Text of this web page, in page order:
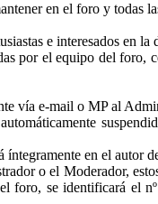
en el foro y todas
e interesados en
por el equipo del
vía e-mail o MP al
en el autor
o el Moderador,
se identificará el